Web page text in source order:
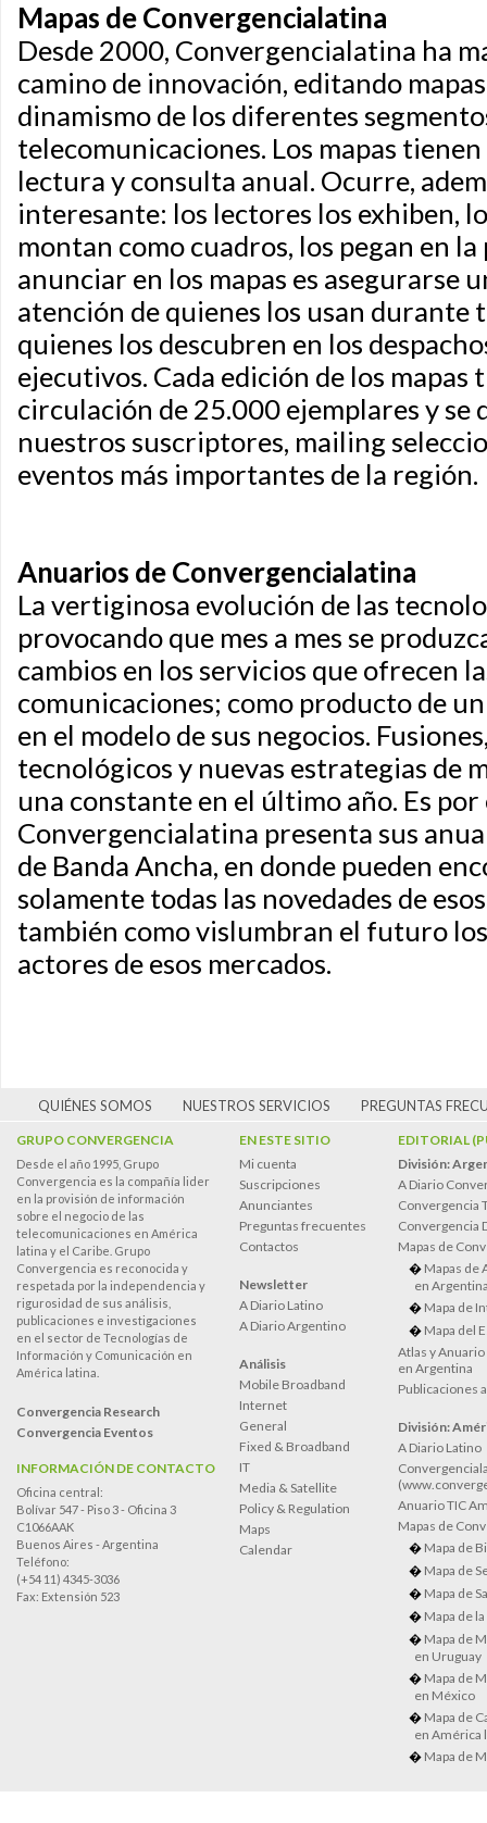
Mapas de Convergencialatina
Desde 2000, Convergencialatina ha
camino de innovación, editando
dinamismo de los diferentes
telecomunicaciones. Los mapas
lectura y consulta anual. Ocurre,
interesante: los lectores los exhiben,
montan como cuadros, los pegan en la
anunciar en los mapas es asegurarse
atención de quienes los usan durante
quienes los descubren en los
ejecutivos. Cada edición de los mapas
circulación de 25.000 ejemplares y
nuestros suscriptores, mailing
eventos más importantes de la región.
Anuarios de Convergencialatina
La vertiginosa evolución de las
provocando que mes a mes se
cambios en los servicios que ofrecen
comunicaciones; como producto de
en el modelo de sus negocios.
tecnológicos y nuevas estrategias de
una constante en el último año. Es por
Convergencialatina presenta sus
de Banda Ancha, en donde pueden
solamente todas las novedades de
también como vislumbran el futuro
actores de esos mercados.
QUIÉNES SOMOS NUESTROS SERVICIOS PREGUNTAS
GRUPO CONVERGENCIA
Desde el año 1995, Grupo
Convergencia es la compañía lider
en la provisión de información
sobre el negocio de las
telecomunicaciones en América
latina y el Caribe. Grupo
Convergencia es reconocida y
respetada por la independencia y
rigurosidad de sus análisis,
publicaciones e investigaciones
en el sector de Tecnologías de
Información y Comunicación en
América latina.
Convergencia Research
Convergencia Eventos
INFORMACIÓN DE CONTACTO
Oficina central:
Bolívar 547 - Piso 3 - Oficina 3
C1066AAK
Buenos Aires - Argentina
Teléfono:
(+54 11) 4345-3036
Fax: Extensión 523
EN ESTE SITIO
Mi cuenta
Suscripciones
Anunciantes
Preguntas frecuentes
Contactos
Newsletter
A Diario Latino
A Diario Argentino
Análisis
Mobile Broadband
Internet
General
Fixed & Broadband
IT
Media & Satellite
Policy & Regulation
Maps
Calendar
EDITORIAL
División:
A Diario
Convergencia
Convergencia
Mapas de
Mapas de
en
Mapa de
Mapa del
Atlas y
en Argentina
Publicaciones
División:
A Diario Latino
Anuario TIC
Mapas de
Mapa de
Mapa de
Mapa de
Mapa de
Mapa de
en Uruguay
Mapa de
en México
Mapa de
en América
Mapa de